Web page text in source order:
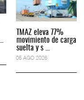
TMAZ eleva 77%
movimiento de carga
suelta y s ...
05 AGO 2026